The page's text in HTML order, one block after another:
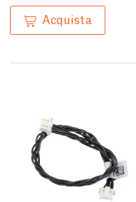
Acquista